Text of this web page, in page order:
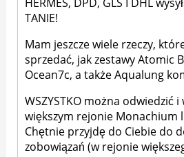
TANIE!
Mam jeszcze wiele rzeczy,
sprzedać, jak zestawy Atomic
Ocean7c, a także Aqualung
WSZYSTKO można odwiedzić
większym rejonie Monachium
Chętnie przyjdę do Ciebie do
zobowiązań (w rejonie